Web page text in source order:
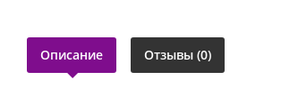
Описание Отзывы (0)